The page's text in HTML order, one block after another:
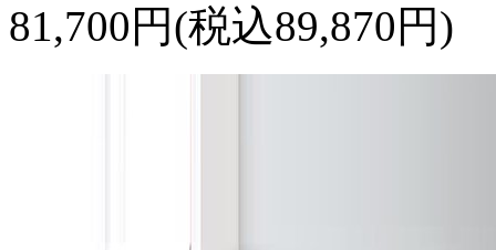
81,700円(税込89,870円)